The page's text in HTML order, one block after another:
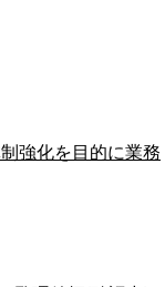
強化を目的に業務